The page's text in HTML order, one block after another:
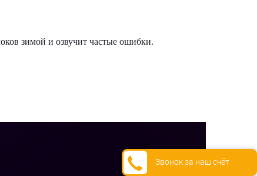
зимой и озвучит частые ошибки.
Звонок за наш счёт